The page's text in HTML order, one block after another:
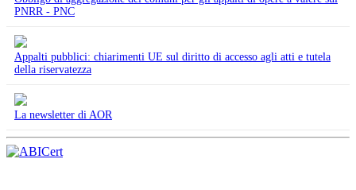
PNRR - PNC
Appalti pubblici: chiarimenti UE sul diritto di accesso agli atti e tutela
della riservatezza
La newsletter di AOR